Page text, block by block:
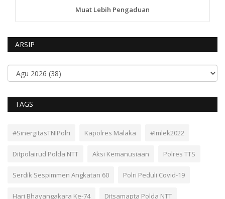
Muat Lebih Pengaduan
ARSIP
TAGS
#SinergitasTNIPolri Kapolres Malaka #Imlek2022
Ditpolairud Polda NTT Aksi Kemanusiaan Polres TTS
Serdik Sespimmen Angkatan 60 Polri Peduli Covid-19
Hari Bhayangakara Ke-74 Ditsamapta Polda NTT